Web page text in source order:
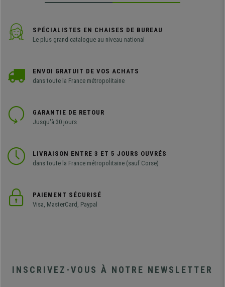
SPÉCIALISTES EN CHAISES DE BUREAU
Le plus grand catalogue au niveau national
ENVOI GRATUIT DE VOS ACHATS
dans toute la France métropolitaine
GARANTIE DE RETOUR
Jusqu'à 30 jours
LIVRAISON ENTRE 3 ET 5 JOURS OUVRÉS
dans toute la France métropolitaine (sauf Corse)
PAIEMENT SÉCURISÉ
Visa, MasterCard, Paypal
INSCRIVEZ-VOUS À NOTRE NEWSLETTER